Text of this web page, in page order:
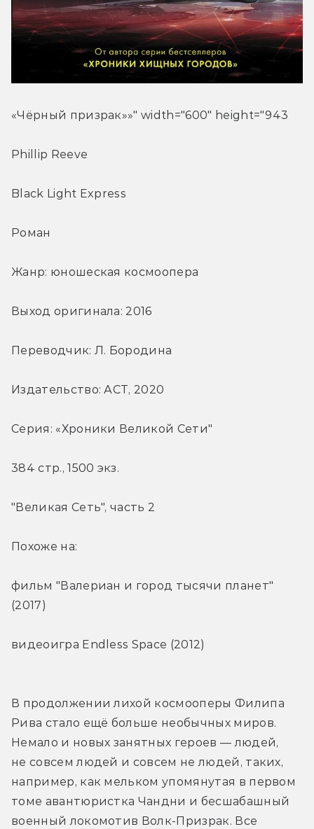
«Чёрный призрак»»" width="600" height="943
Phillip Reeve
Black Light Express
Роман
Жанр: юношеская космоопера
Выход оригинала: 2016
Переводчик: Л. Бородина
Издательство: АСТ, 2020
Серия: «Хроники Великой Сети"
384 стр., 1500 экз.
"Великая Сеть", часть 2
Похоже на:
фильм "Валериан и город тысячи планет"
(2017)
видеоигра Endless Space (2012)
В продолжении лихой космооперы Филипа
Рива стало ещё больше необычных миров.
Немало и новых занятных героев — людей,
не совсем людей и совсем не людей, таких,
например, как мельком упомянутая в первом
томе авантюристка Чандни и бесшабашный
военный локомотив Волк-Призрак. Все